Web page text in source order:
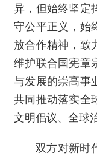
异，但始终坚定
守公平正义，始
放合作精神，致
维护联合国宪章
与发展的崇高事
共同推动落实全
文明倡议、全球
双方对新时